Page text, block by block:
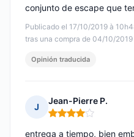
Publicado el 17/10/2019 à
tras una compra de 04/10/2019
conjunto de escape que
Opinión traducida
J
Jean-Pierre P.
Nota: 4 de 5
entrega a tiempo, bien